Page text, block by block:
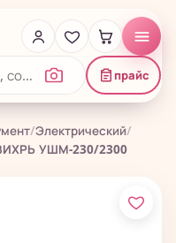
прайс
/Электрический/
УШМ-230/2300